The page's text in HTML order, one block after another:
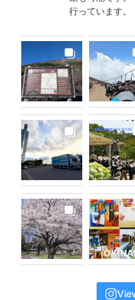
行っています。